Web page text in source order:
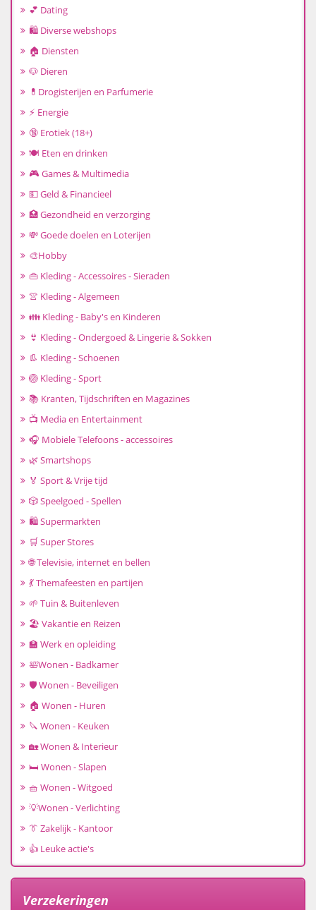
💕 Dating
🛍️ Diverse webshops
🏠 Diensten
🐶 Dieren
💊Drogisterijen en Parfumerie
⚡ Energie
🔞 Erotiek (18+)
🍽️ Eten en drinken
🎮 Games & Multimedia
💵 Geld & Financieel
🏥 Gezondheid en verzorging
💸 Goede doelen en Loterijen
🎨Hobby
👜 Kleding - Accessoires - Sieraden
👚 Kleding - Algemeen
👪 Kleding - Baby's en Kinderen
👙 Kleding - Ondergoed & Lingerie & Sokken
👢 Kleding - Schoenen
🏐 Kleding - Sport
📚 Kranten, Tijdschriften en Magazines
📺 Media en Entertainment
🎧 Mobiele Telefoons - accessoires
🌿 Smartshops
🏅 Sport & Vrije tijd
🎲 Speelgoed - Spellen
🛍️ Supermarkten
🛒 Super Stores
🌐 Televisie, internet en bellen
💃 Themafeesten en partijen
🌱 Tuin & Buitenleven
🏖️ Vakantie en Reizen
🏫 Werk en opleiding
🛀Wonen - Badkamer
🛡️ Wonen - Beveiligen
🏠 Wonen - Huren
🔪 Wonen - Keuken
🏡 Wonen & Interieur
🛏️ Wonen - Slapen
🧺 Wonen - Witgoed
💡Wonen - Verlichting
👔 Zakelijk - Kantoor
👍 Leuke actie's
Verzekeringen